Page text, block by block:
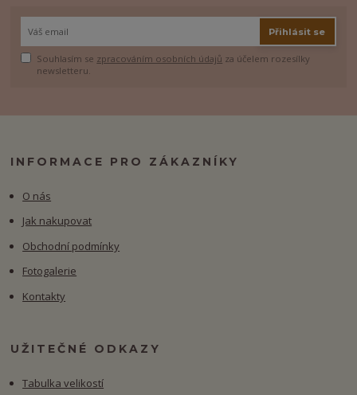
Přihlásit se
Souhlasím se zpracováním osobních údajů za účelem rozesílky
newsletteru.
INFORMACE PRO ZÁKAZNÍKY
O nás
Jak nakupovat
Obchodní podmínky
Fotogalerie
Kontakty
UŽITEČNÉ ODKAZY
Tabulka velikostí